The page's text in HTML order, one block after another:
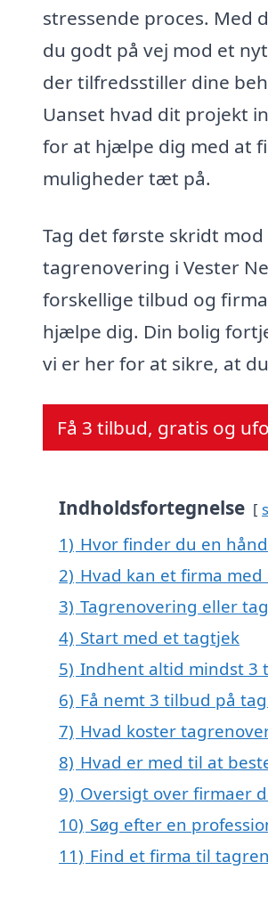
stressende proces. Med
du godt på vej mod et
der tilfredsstiller dine
Uanset hvad dit projekt
for at hjælpe dig med at
muligheder tæt på.
Tag det første skridt
tagrenovering i Vester
forskellige tilbud og
hjælpe dig. Din bolig
vi er her for at sikre, at
Få 3 tilbud, gratis og
Indholdsfortegnelse
1) Hvor finder du en
2) Hvad kan et firma
3) Tagrenovering eller
4) Start med et tagtjek
5) Indhent altid mindst 3
6) Få nemt 3 tilbud på
7) Hvad koster
8) Hvad er med til at
9) Oversigt over firmaer
10) Søg efter en
11) Find et firma til